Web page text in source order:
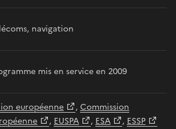
navigation
mis en service en 2009
européenne , Commission
, EUSPA , ESA , ESSP